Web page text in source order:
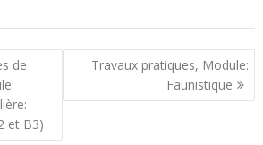
de
et B3)
Travaux pratiques, Module:
Faunistique